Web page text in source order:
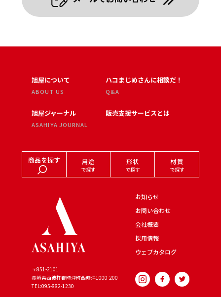
旭屋について
ABOUT US
旭屋ジャーナル
ASAHIYA JOURNAL
ハコまじめさんに相談だ！
Q&A
販売支援サービスとは
商品を探す 用途
で探す
形状
で探す
材質
で探す
〒851-2101
長崎県西彼杵郡時津町西時津1000-200
TEL:095-882-1230
お知らせ
お問い合わせ
会社概要
採用情報
ウェブカタログ